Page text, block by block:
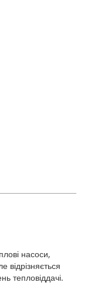
насоси,
відрізняється
тепловіддачі.